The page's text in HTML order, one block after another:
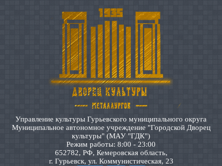
Управление культуры Гурьевского муниципального округа
Муниципальное автономное учреждение "Городской Дворец
культуры" (МАУ "ГДК")
Режим работы: 8:00 - 23:00
652782, РФ, Кемеровская область,
г. Гурьевск, ул. Коммунистическая, 23